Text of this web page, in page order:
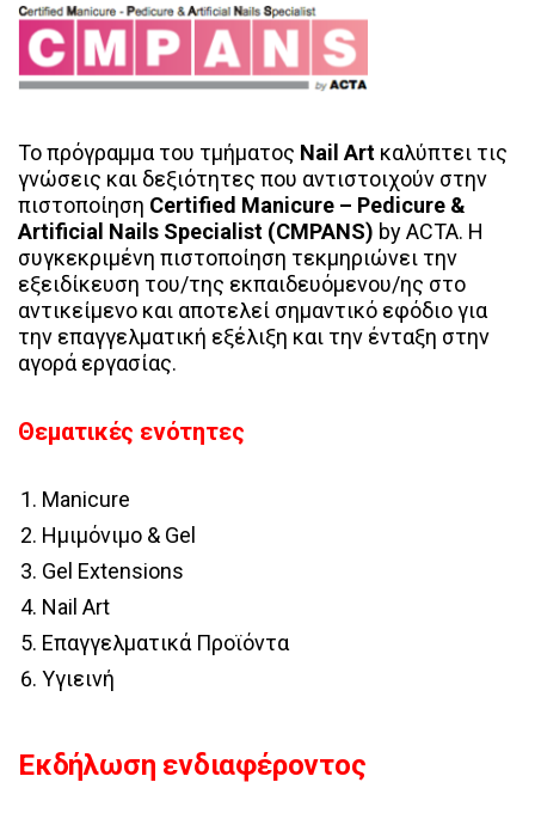
Το πρόγραμμα του τμήματος Nail Art καλύπτει τις
γνώσεις και δεξιότητες που αντιστοιχούν στην
πιστοποίηση Certified Manicure – Pedicure &
Artificial Nails Specialist (CMPANS) by ACTA. Η
συγκεκριμένη πιστοποίηση τεκμηριώνει την
εξειδίκευση του/της εκπαιδευόμενου/ης στο
αντικείμενο και αποτελεί σημαντικό εφόδιο για
την επαγγελματική εξέλιξη και την ένταξη στην
αγορά εργασίας.
Θεματικές ενότητες
Manicure
Ημιμόνιμο & Gel
Gel Extensions
Nail Art
Επαγγελματικά Προϊόντα
Υγιεινή
Εκδήλωση ενδιαφέροντος